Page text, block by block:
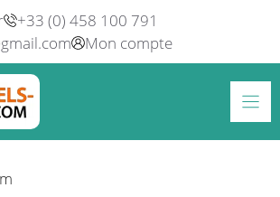
+33 (0) 458 100 791
Mon compte